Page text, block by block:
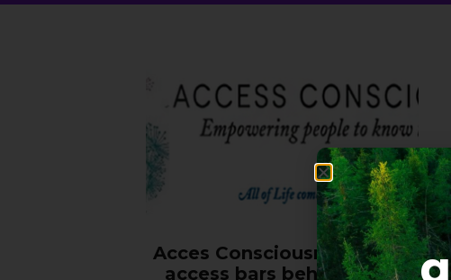
Acces Consciousness – een
access bars behandeling